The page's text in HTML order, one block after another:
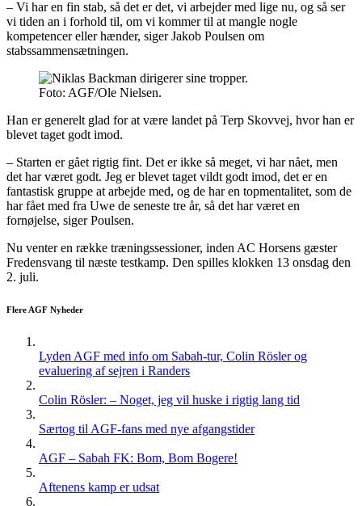
– Vi har en fin stab, så det er det, vi arbejder med lige nu, og så ser
vi tiden an i forhold til, om vi kommer til at mangle nogle
kompetencer eller hænder, siger Jakob Poulsen om
stabssammensætningen.
Foto: AGF/Ole Nielsen.
Han er generelt glad for at være landet på Terp Skovvej, hvor han er
blevet taget godt imod.
– Starten er gået rigtig fint. Det er ikke så meget, vi har nået, men
det har været godt. Jeg er blevet taget vildt godt imod, det er en
fantastisk gruppe at arbejde med, og de har en topmentalitet, som de
har fået med fra Uwe de seneste tre år, så det har været en
fornøjelse, siger Poulsen.
Nu venter en række træningssessioner, inden AC Horsens gæster
Fredensvang til næste testkamp. Den spilles klokken 13 onsdag den
2. juli.
Flere AGF Nyheder
Lyden AGF med info om Sabah-tur, Colin Rösler og
evaluering af sejren i Randers
Colin Rösler: – Noget, jeg vil huske i rigtig lang tid
Særtog til AGF-fans med nye afgangstider
AGF – Sabah FK: Bom, Bom Bogere!
Aftenens kamp er udsat